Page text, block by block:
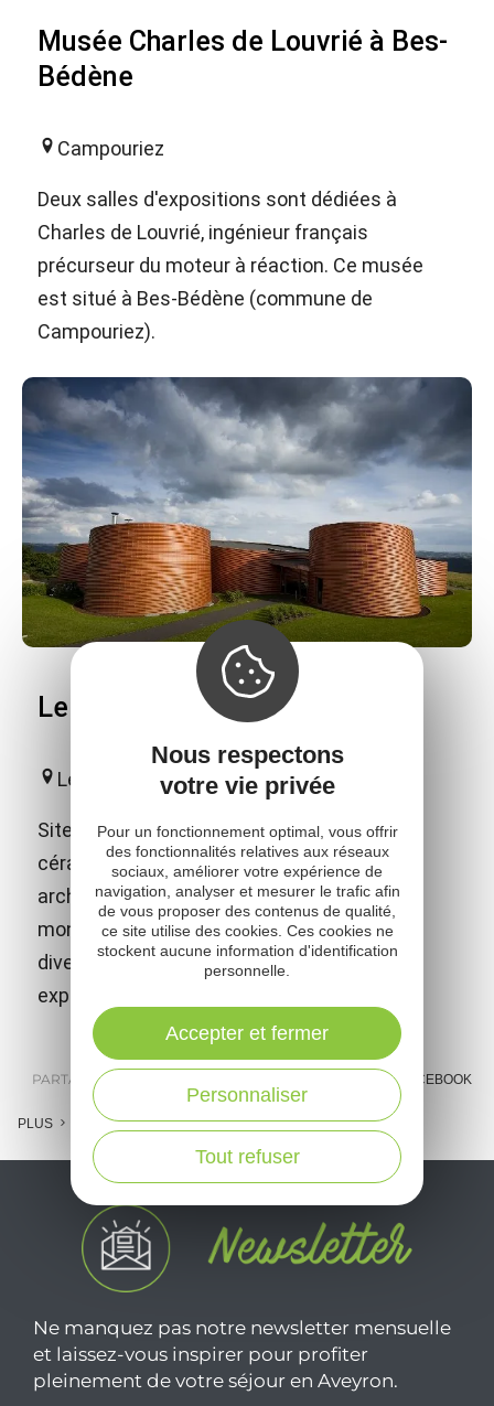
Musée Charles de Louvrié à Bes-
Bédène
Campouriez
Deux salles d'expositions sont dédiées à
Charles de Louvrié, ingénieur français
précurseur du moteur à réaction. Ce musée
est situé à Bes-Bédène (commune de
Campouriez).
Le Don du Fel - Poterie du Don
Le Fel
Site européen de référence dédié à la
céramique contemporaine ! D'une audace
architecturale à vous couper le souffle et
mondialement reconnu pour l'étonnante
diversité de ses collections et de ses
expositions temporaires de haut vol.
PARTAGER : FACEBOOK
PLUS
Ne manquez pas notre newsletter mensuelle
et laissez-vous inspirer pour profiter
pleinement de votre séjour en Aveyron.
Nous respectons
votre vie privée
Pour un fonctionnement optimal, vous offrir
des fonctionnalités relatives aux réseaux
sociaux, améliorer votre expérience de
navigation, analyser et mesurer le trafic afin
de vous proposer des contenus de qualité,
ce site utilise des cookies. Ces cookies ne
stockent aucune information d'identification
personnelle.
Tout refuser
Personnaliser
Accepter et fermer